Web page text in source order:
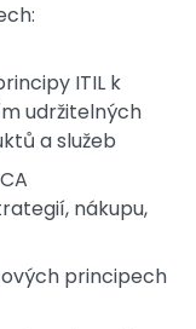
ITIL k
udržitelných
a služeb
nákupu,
principech